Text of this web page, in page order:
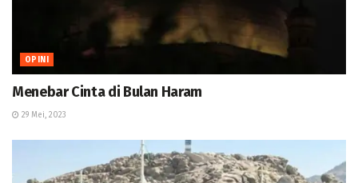
OPINI
Menebar Cinta di Bulan Haram
29 Mei, 2023